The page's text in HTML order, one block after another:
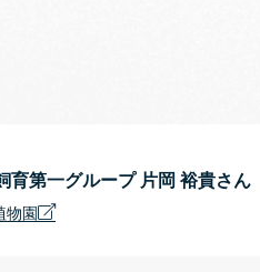
育第一グループ 片岡 裕貴さん
物園